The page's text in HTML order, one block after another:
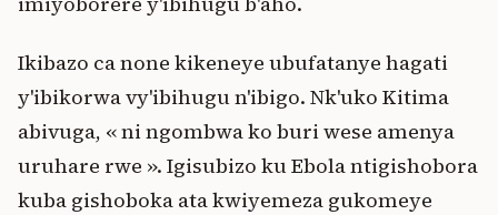
Ikibazo ca none kikeneye ubufatanye hagati
y'ibikorwa vy'ibihugu n'ibigo. Nk'uko Kitima
abivuga, « ni ngombwa ko buri wese amenya
uruhare rwe ». Igisubizo ku Ebola ntigishobora
kuba gishoboka ata kwiyemeza gukomeye